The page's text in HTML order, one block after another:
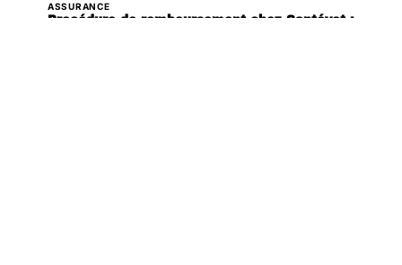
ASSURANCE
Procédure de remboursement chez Santévet :